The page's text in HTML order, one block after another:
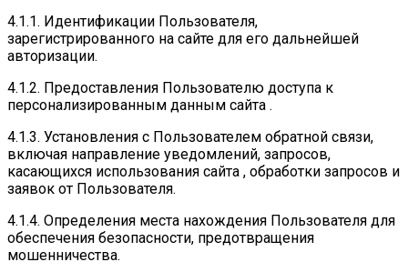
4.1.1. Идентификации Пользователя,
зарегистрированного на сайте для его дальнейшей
авторизации.
4.1.2. Предоставления Пользователю доступа к
персонализированным данным сайта .
4.1.3. Установления с Пользователем обратной связи,
включая направление уведомлений, запросов,
касающихся использования сайта , обработки запросов и
заявок от Пользователя.
4.1.4. Определения места нахождения Пользователя для
обеспечения безопасности, предотвращения
мошенничества.